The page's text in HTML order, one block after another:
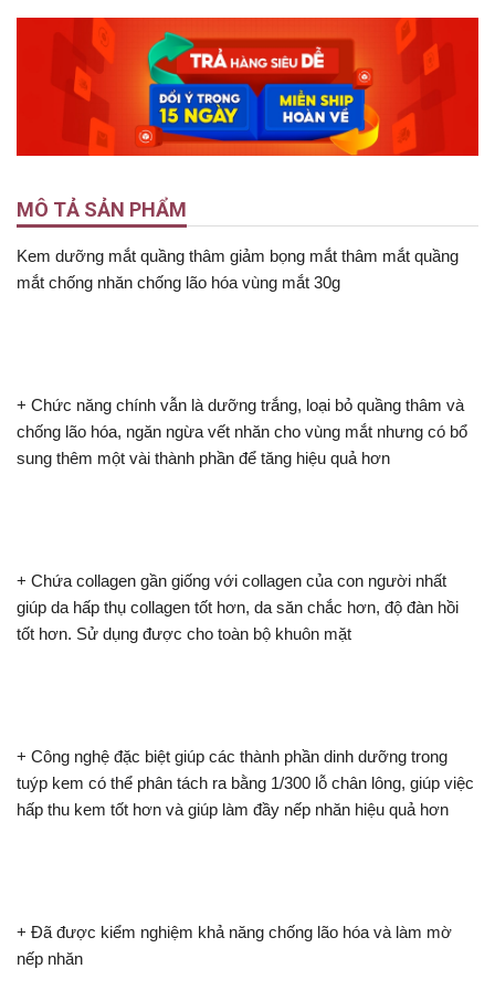
MÔ TẢ SẢN PHẨM
Kem dưỡng mắt quầng thâm giảm bọng mắt thâm mắt quầng
mắt chống nhăn chống lão hóa vùng mắt 30g
+ Chức năng chính vẫn là dưỡng trắng, loại bỏ quầng thâm và
chống lão hóa, ngăn ngừa vết nhăn cho vùng mắt nhưng có bổ
sung thêm một vài thành phần để tăng hiệu quả hơn
+ Chứa collagen gần giống với collagen của con người nhất
giúp da hấp thụ collagen tốt hơn, da săn chắc hơn, độ đàn hồi
tốt hơn. Sử dụng được cho toàn bộ khuôn mặt
+ Công nghệ đặc biệt giúp các thành phần dinh dưỡng trong
tuýp kem có thể phân tách ra bằng 1/300 lỗ chân lông, giúp việc
hấp thu kem tốt hơn và giúp làm đầy nếp nhăn hiệu quả hơn
+ Đã được kiểm nghiệm khả năng chống lão hóa và làm mờ
nếp nhăn